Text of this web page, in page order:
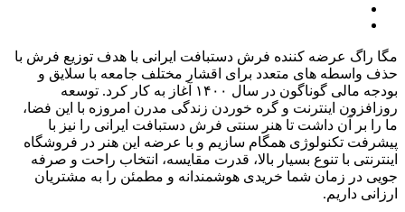
مگا راگ عرضه کننده فرش دستبافت ایرانی با هدف توزیع فرش با
حذف واسطه های متعدد برای اقشار مختلف جامعه با سلایق و
بودجه مالی گوناگون در سال
آغاز به کار کرد. توسعه
روزافزون اینترنت و گره خوردن زندگی مدرن امروزه با این فضا،
ما را بر آن داشت تا هنر سنتی فرش دستبافت ایرانی را نیز با
پیشرفت تکنولوژی همگام سازیم و با عرضه این هنر در فروشگاه
اینترنتی با تنوع بسیار بالا، قدرت مقایسه، انتخاب راحت و صرفه
جویی در زمان شما خریدی هوشمندانه و مطمئن را به مشتریان
ارزانی داریم.